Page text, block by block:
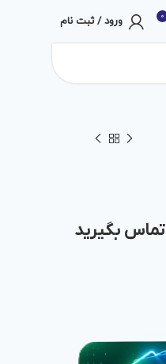
0 ورود / ثبت نام
تماس بگیرید